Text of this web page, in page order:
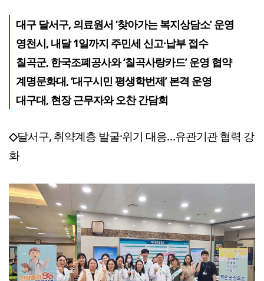
대구 달서구, 의료원서 ‘찾아가는 복지상담소’ 운영
영천시, 내달 1일까지 주민세 신고·납부 접수
칠곡군, 한국조폐공사와 ‘칠곡사랑카드’ 운영 협약
계명문화대, ‘대구시민 평생학번제’ 본격 운영
대구대, 현장 근무자와 오찬 간담회
◇달서구, 취약계층 발굴·위기 대응…유관기관 협력 강
화